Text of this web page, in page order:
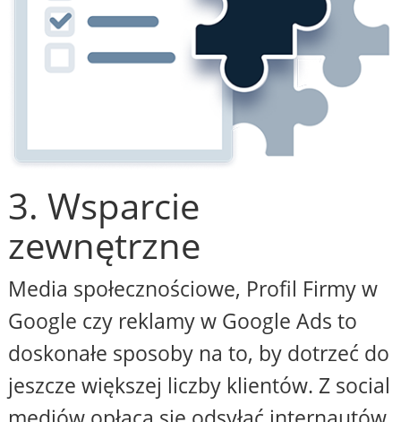
3. Wsparcie
zewnętrzne
Media społecznościowe, Profil Firmy w
Google czy reklamy w Google Ads to
doskonałe sposoby na to, by dotrzeć do
jeszcze większej liczby klientów. Z social